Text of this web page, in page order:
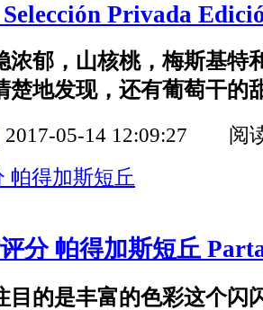
Privada
浓郁，山核桃，梅斯基特
楚地发现，还有葡萄干的
2017-05-14 12:09:27 阅
分 帕得加斯短丘
目的是丰富的色彩这个闪